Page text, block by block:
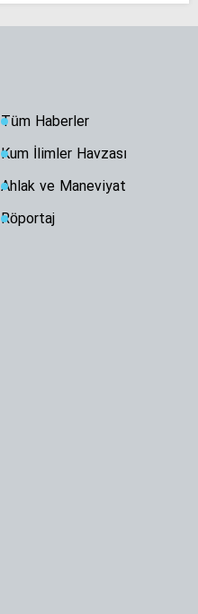
Tüm Haberler
Kum İlimler Havzası
Ahlak ve Maneviyat
Röportaj